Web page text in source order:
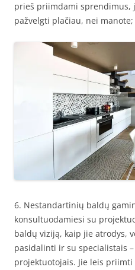
prieš priimdami sprendimus,
pažvelgti plačiau, nei manote;
6. Nestandartinių baldų
konsultuodamiesi su
baldų viziją, kaip jie atrodys,
pasidalinti ir su specialistais
projektuotojais. Jie leis